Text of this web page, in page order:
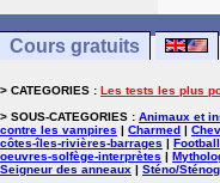
Cours gratuits
> CATEGORIES : Les tests les plus
> SOUS-CATEGORIES : Animaux et
contre les vampires | Charmed |
côtes-îles-rivières-barrages | Football
oeuvres-solfège-interprètes |
Seigneur des anneaux | Sténo/